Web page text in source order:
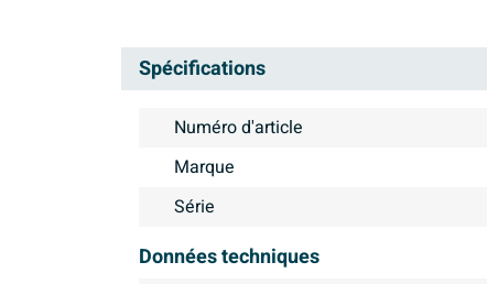
Spécifications
Numéro d'article
Marque
Série
Données techniques